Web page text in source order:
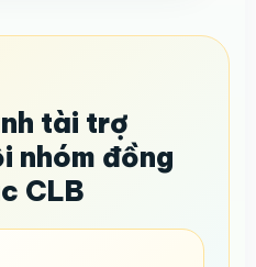
tài trợ
nhóm đồng
CLB